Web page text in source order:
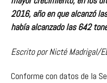
2016, año en que alcanzó
había alcanzado las 642
Escrito por Nicté Madrigal/
Conforme con datos de la